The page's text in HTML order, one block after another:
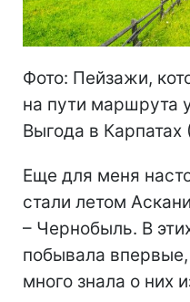
Фото: Пейзажи,
на пути маршрута
Выгода в Карпатах
Еще для меня
стали летом
– Чернобыль. В
побывала впервые,
много знала о них